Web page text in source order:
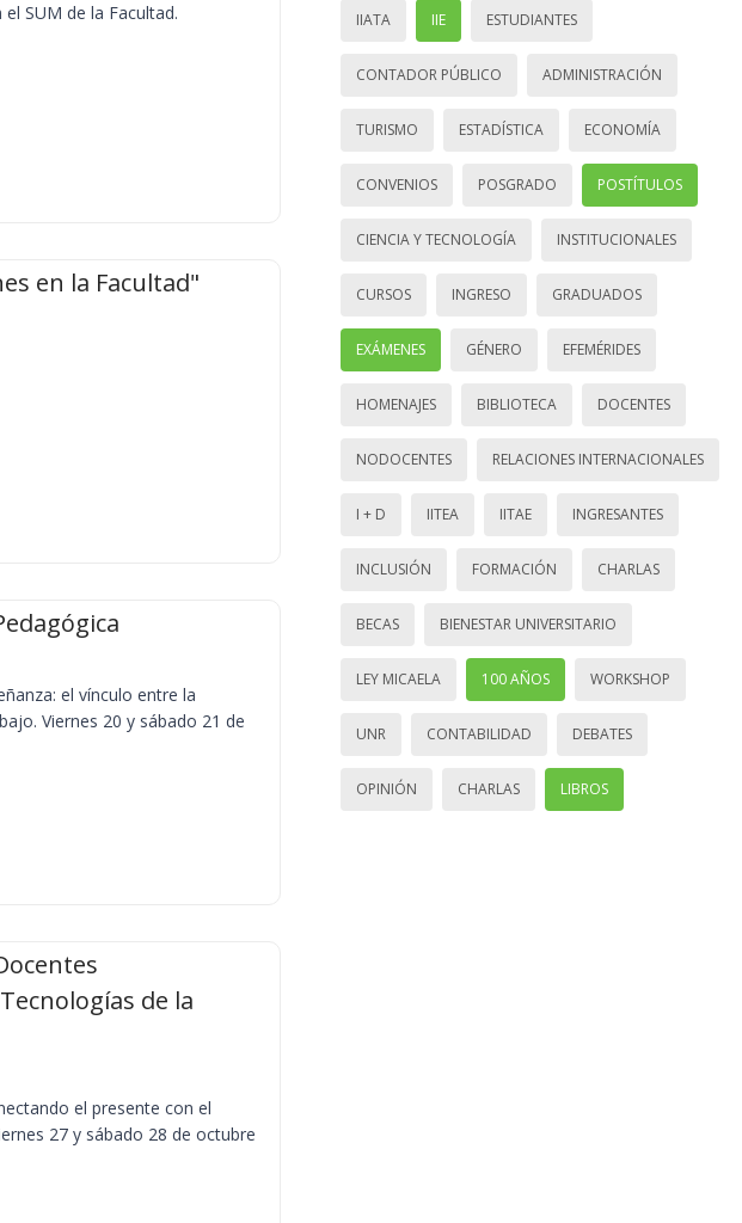
SUM de la Facultad.
en la Facultad"
el vínculo entre la
Viernes 20 y sábado 21 de
de la
el presente con el
27 y sábado 28 de octubre
IIATA IIE ESTUDIANTES
CONTADOR PÚBLICO ADMINISTRACIÓN
TURISMO ESTADÍSTICA ECONOMÍA
CONVENIOS POSGRADO POSTÍTULOS
CIENCIA Y TECNOLOGÍA INSTITUCIONALES
CURSOS INGRESO GRADUADOS
EXÁMENES GÉNERO EFEMÉRIDES
HOMENAJES BIBLIOTECA DOCENTES
NODOCENTES RELACIONES INTERNACIONALES
I + D IITEA IITAE INGRESANTES
INCLUSIÓN FORMACIÓN CHARLAS
BECAS BIENESTAR UNIVERSITARIO
LEY MICAELA 100 AÑOS WORKSHOP
UNR CONTABILIDAD DEBATES
OPINIÓN CHARLAS LIBROS